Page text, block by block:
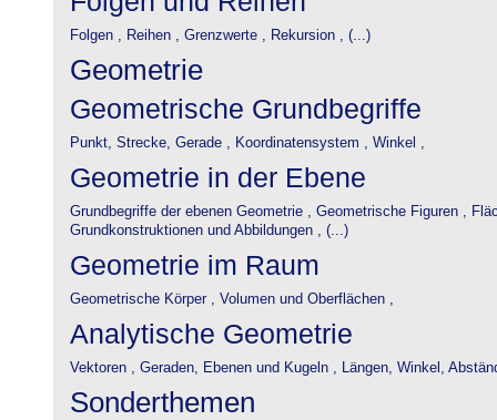
Folgen , Reihen , Grenzwerte , Rekursion , (...)
Geometrie
Geometrische Grundbegriffe
Punkt, Strecke, Gerade , Koordinatensystem , Winkel ,
Geometrie in der Ebene
Grundbegriffe der ebenen Geometrie , Geometrische Figuren ,
Grundkonstruktionen und Abbildungen , (...)
Geometrie im Raum
Geometrische Körper , Volumen und Oberflächen ,
Analytische Geometrie
Vektoren , Geraden, Ebenen und Kugeln , Längen, Winkel,
Sonderthemen